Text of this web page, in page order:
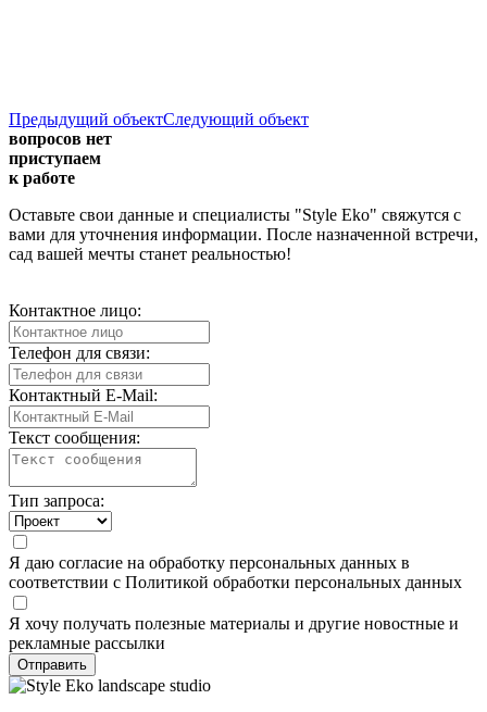
Предыдущий объектСледующий объект
вопросов нет
приступаем
к работе
Оставьте свои данные и специалисты "Style Eko" свяжутся с
вами для уточнения информации. После назначенной встречи,
сад вашей мечты станет реальностью!
Контактное лицо:
Телефон для связи:
Контактный E-Mail:
Текст сообщения:
Тип запроса:
Я даю согласие на обработку персональных данных в
соответствии с Политикой обработки персональных данных
Я хочу получать полезные материалы и другие новостные и
рекламные рассылки
Отправить